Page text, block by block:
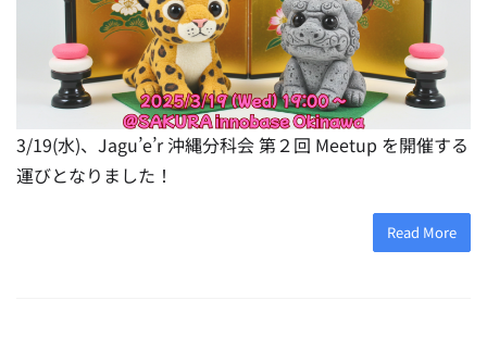
3/19(水)、Jagu’e’r 沖縄分科会 第２回 Meetup を開催する
運びとなりました！
Read More